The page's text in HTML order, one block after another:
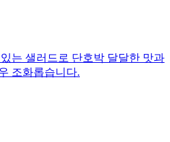
는 샐러드로 단호박 달달한 맛과
조화롭습니다.